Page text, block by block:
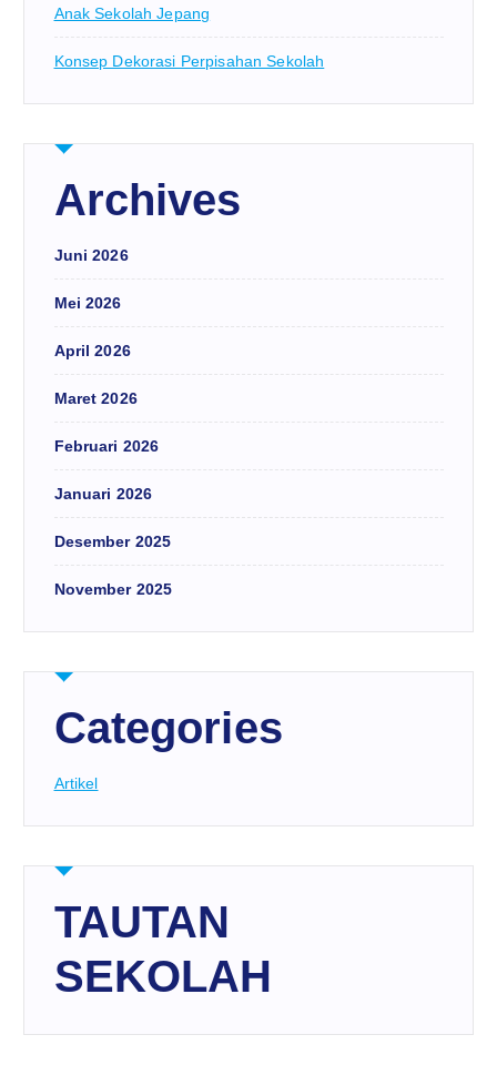
Anak Sekolah Jepang
Konsep Dekorasi Perpisahan Sekolah
Archives
Juni 2026
Mei 2026
April 2026
Maret 2026
Februari 2026
Januari 2026
Desember 2025
November 2025
Categories
Artikel
TAUTAN
SEKOLAH